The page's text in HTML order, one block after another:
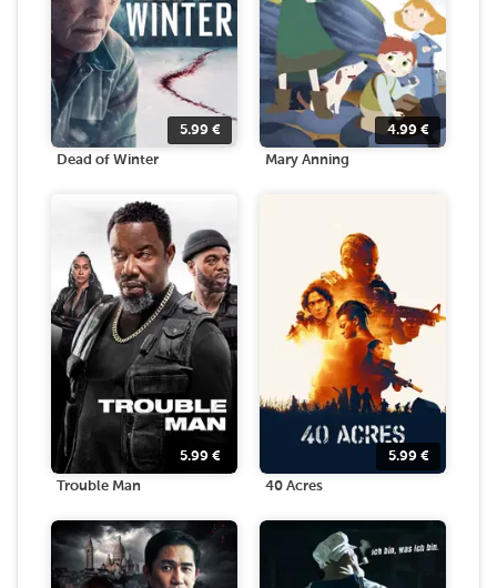
5.99 €
Dead of Winter
4.99 €
Mary Anning
5.99 €
Trouble Man
5.99 €
40 Acres